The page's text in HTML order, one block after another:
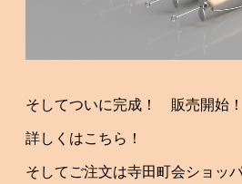
そしてついに完成！ 販売開始！
詳しくはこちら！
そしてご注文は寺田町会ショッ